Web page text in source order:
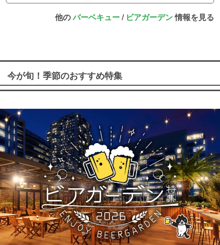
他のバーベキュー/ ビアガーデン情報を見る
今が旬！季節のおすすめ特集